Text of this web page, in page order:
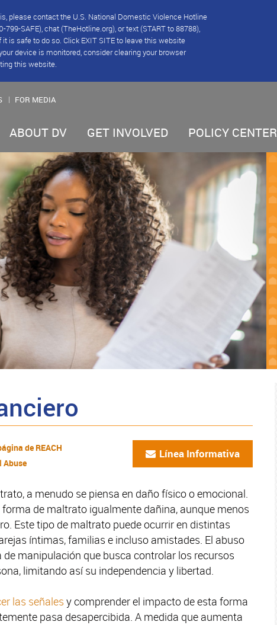
please contact the U.S. National Domestic Violence Hotline
799-SAFE), chat (TheHotline.org), or text (START to 88788),
is safe to do so. Click EXIT SITE to leave this website
device is monitored, consider clearing your browser
this website.
FOR MEDIA
ABOUT DV GET INVOLVED POLICY CENTER
Línea Informativa
de REACH
Abuse
a menudo se piensa en daño físico o emocional.
de maltrato igualmente dañina, aunque menos
Este tipo de maltrato puede ocurrir en distintas
íntimas, familias e incluso amistades. El abuso
manipulación que busca controlar los recursos
limitando así su independencia y libertad.
las señales y comprender el impacto de esta forma
pasa desapercibida. A medida que aumenta